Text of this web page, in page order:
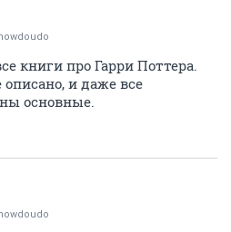
книги про Гарри Поттера.
и даже все
основные.